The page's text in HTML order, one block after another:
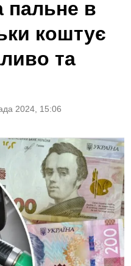
пальне в
коштує
та
2024, 15:06